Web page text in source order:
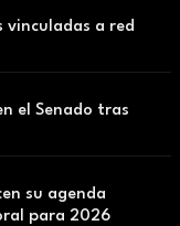
vinculadas a red
el Senado tras
su agenda
para 2026